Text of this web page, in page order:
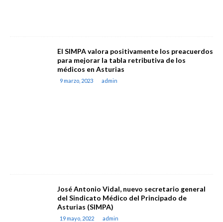
El SIMPA valora positivamente los preacuerdos
para mejorar la tabla retributiva de los
médicos en Asturias
9 marzo, 2023 admin
José Antonio Vidal, nuevo secretario general
del Sindicato Médico del Principado de
Asturias (SIMPA)
19 mayo, 2022 admin